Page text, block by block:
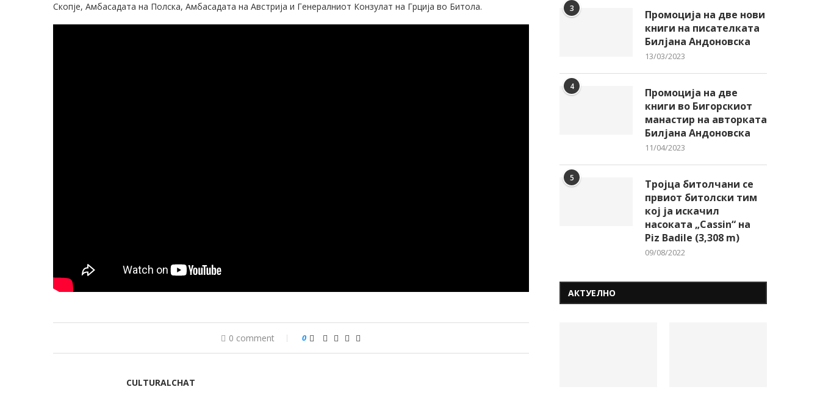
Скопје, Амбасадата на Полска, Амбасадата на Австрија и Генералниот Конзулат на Грција во Битола.
0 comment 0
CULTURALCHAT
3
Промоција на две нови
книги на писателката
Билјана Андоновска
13/03/2023
4
Промоција на две
книги во Бигорскиот
манастир на авторката
Билјана Андоновска
11/04/2023
5
Тројца битолчани се
првиот битолски тим
кој ја искачил
насоката „Cassin“ на
Piz Badile (3,308 m)
09/08/2022
АКТУЕЛНО